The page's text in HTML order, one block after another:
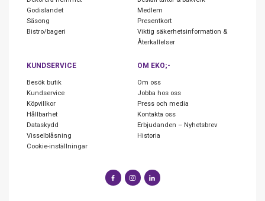
Godislandet
Säsong
Bistro/bageri
Medlem
Presentkort
Viktig säkerhetsinformation &
Återkallelser
KUNDSERVICE
Besök butik
Kundservice
Köpvillkor
Hållbarhet
Dataskydd
Visselblåsning
Cookie-inställningar
OM EKO;-
Om oss
Jobba hos oss
Press och media
Kontakta oss
Erbjudanden – Nyhetsbrev
Historia